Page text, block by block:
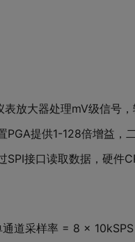
表放大器处理mV级信号
PGA提供1-128倍增益，
SPI接口读取数据，硬件
道采样率 = 8 ×